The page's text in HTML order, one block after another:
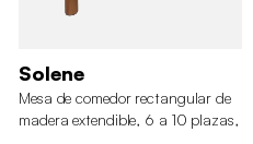
Solene
Mesa de comedor rectangular de
madera extendible, 6 a 10 plazas,